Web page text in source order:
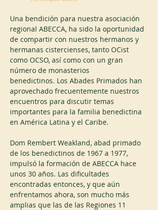
Una bendición para nuestra asociación
regional ABECCA, ha sido la oportunidad
de compartir con nuestros hermanos y
hermanas cistercienses, tanto OCist
como OCSO, así como con un gran
número de monasterios
benedictinos. Los Abades Primados han
aprovechado frecuentemente nuestros
encuentros para discutir temas
importantes para la familia benedictina
en América Latina y el Caribe.
Dom Rembert Weakland, abad primado
de los benedictinos de 1967 a 1977,
impulsó la formación de ABECCA hace
unos 30 años. Las dificultades
encontradas entonces, y que aún
enfrentamos ahora, son mucho más
amplias que las de las Regiones 11